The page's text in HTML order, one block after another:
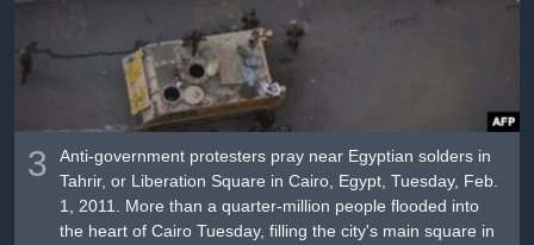
3
Anti-government protesters pray near Egyptian solders in
Tahrir, or Liberation Square in Cairo, Egypt, Tuesday, Feb.
1, 2011. More than a quarter-million people flooded into
the heart of Cairo Tuesday, filling the city's main square in